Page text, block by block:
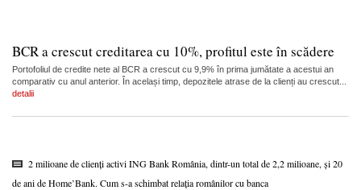
BCR a crescut creditarea cu 10%, profitul este în scădere
Portofoliul de credite nete al BCR a crescut cu 9,9% în prima jumătate a acestui an
comparativ cu anul anterior. În același timp, depozitele atrase de la clienți au crescut...
detalii
2 milioane de clienți activi ING Bank România, dintr-un total de 2,2 milioane, și 20
de ani de Home’Bank. Cum s-a schimbat relația românilor cu banca